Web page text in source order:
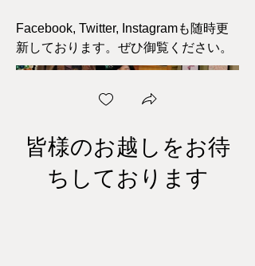
Facebook, Twitter, Instagramも随時更
新しております。ぜひ御覧ください。
皆様のお越しをお待
ちしております